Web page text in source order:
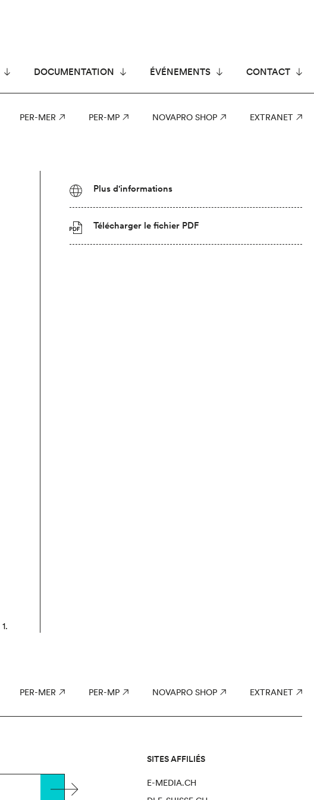
DOCUMENTATION ÉVÉNEMENTS CONTACT
PER-MER PER-MP NOVAPRO SHOP EXTRANET
1.
Plus d'informations
Télécharger le fichier PDF
PER-MER PER-MP NOVAPRO SHOP EXTRANET
SITES AFFILIÉS
E-MEDIA.CH